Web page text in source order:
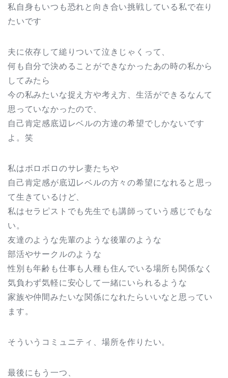
私自身もいつも恐れと向き合い挑戦している私で在り
たいです
夫に依存して縋りついて泣きじゃくって、
何も自分で決めることができなかったあの時の私から
してみたら
今の私みたいな捉え方や考え方、生活ができるなんて
思っていなかったので、
自己肯定感底辺レベルの方達の希望でしかないです
よ。笑
私はボロボロのサレ妻たちや
自己肯定感が底辺レベルの方々の希望になれると思っ
て生きているけど、
私はセラピストでも先生でも講師っていう感じでもな
い。
友達のような先輩のような後輩のような
部活やサークルのような
性別も年齢も仕事も人種も住んでいる場所も関係なく
気負わず気軽に安心して一緒にいられるような
家族や仲間みたいな関係になれたらいいなと思ってい
ます。
そういうコミュニティ、場所を作りたい。
最後にもう一つ、